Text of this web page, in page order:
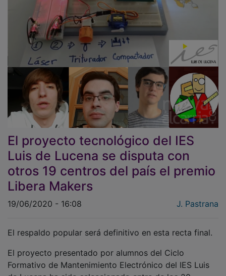
El proyecto tecnológico del IES
Luis de Lucena se disputa con
otros 19 centros del país el premio
Libera Makers
Formativo de Mantenimiento Electrónico del IES Luis
de Lucena ha sido seleccionado entre de los 20